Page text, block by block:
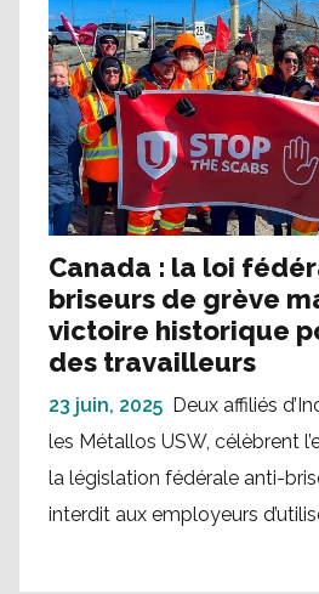
Canada : la loi
briseurs de grève
victoire historique
des travailleurs
23 juin, 2025 Deux affiliés
les Métallos USW, célèbrent
la législation fédérale anti-
interdit aux employeurs